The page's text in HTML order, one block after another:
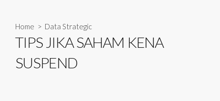
Home > Data Strategic
TIPS JIKA SAHAM KENA
SUSPEND